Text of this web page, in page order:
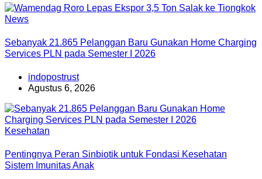
News
Sebanyak 21.865 Pelanggan Baru Gunakan Home Charging
Services PLN pada Semester I 2026
indopostrust
Agustus 6, 2026
Kesehatan
Pentingnya Peran Sinbiotik untuk Fondasi Kesehatan
Sistem Imunitas Anak